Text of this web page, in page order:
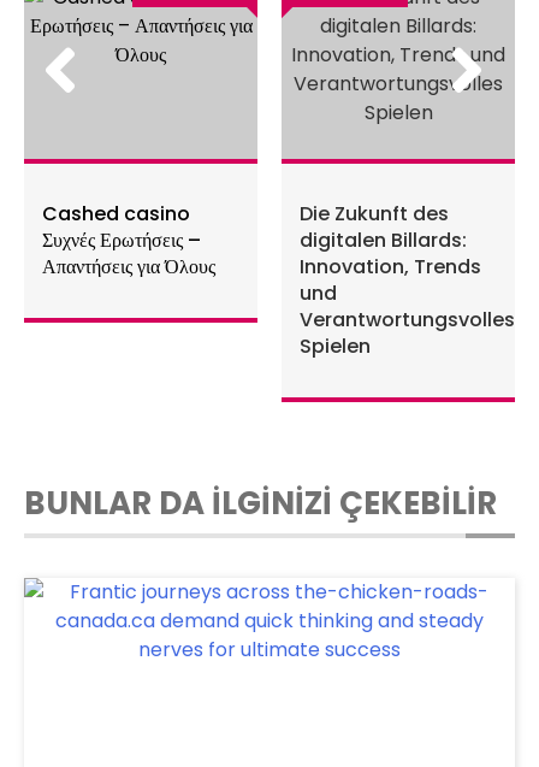
Cashed casino
Συχνές Ερωτήσεις –
Απαντήσεις για Όλους
Die Zukunft des
digitalen Billards:
Innovation, Trends
und
Verantwortungsvolles
Spielen
BUNLAR DA İLGİNİZİ ÇEKEBİLİR